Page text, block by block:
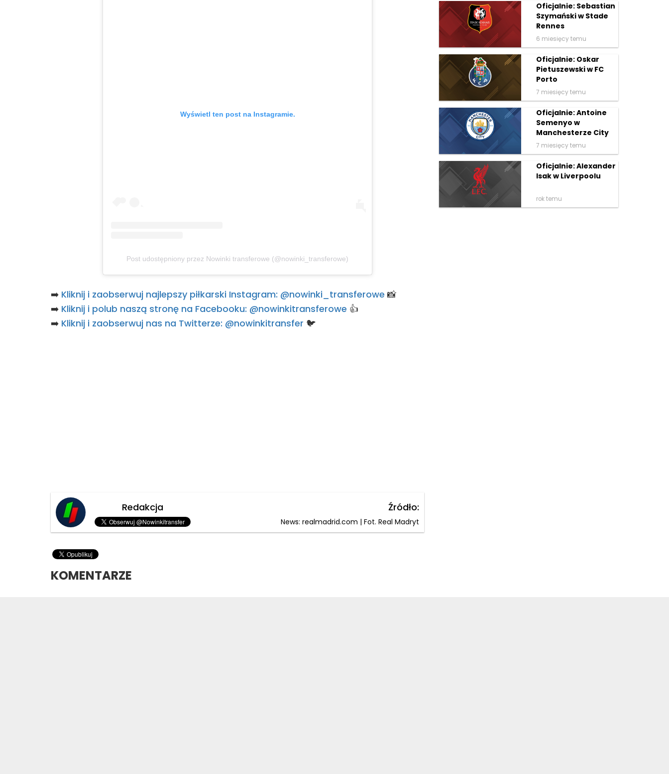
Wyświetl ten post na Instagramie.
Post udostępniony przez Nowinki transferowe (@nowinki_transferowe)
➡️ Kliknij i zaobserwuj najlepszy piłkarski Instagram: @nowinki_transferowe 📸
➡️ Kliknij i polub naszą stronę na Facebooku: @nowinkitransferowe 👍
➡️ Kliknij i zaobserwuj nas na Twitterze: @nowinkitransfer 🐦
Redakcja Źródło:
News: realmadrid.com | Fot. Real Madryt
KOMENTARZE
Oficjalnie: Sebastian
Szymański w Stade
Rennes
6 miesięcy temu
Oficjalnie: Oskar
Pietuszewski w FC
Porto
7 miesięcy temu
Oficjalnie: Antoine
Semenyo w
Manchesterze City
7 miesięcy temu
Oficjalnie: Alexander
Isak w Liverpoolu
rok temu